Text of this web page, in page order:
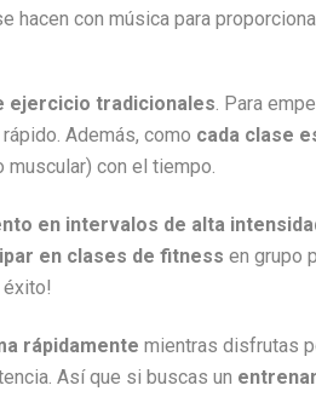
con música para
ejercicio tradicionales. Para
Además, como cada clase
muscular) con el tiempo.
en intervalos de alta
en clases de fitness en grupo
éxito!
rápidamente mientras disfrutas
Así que si buscas un